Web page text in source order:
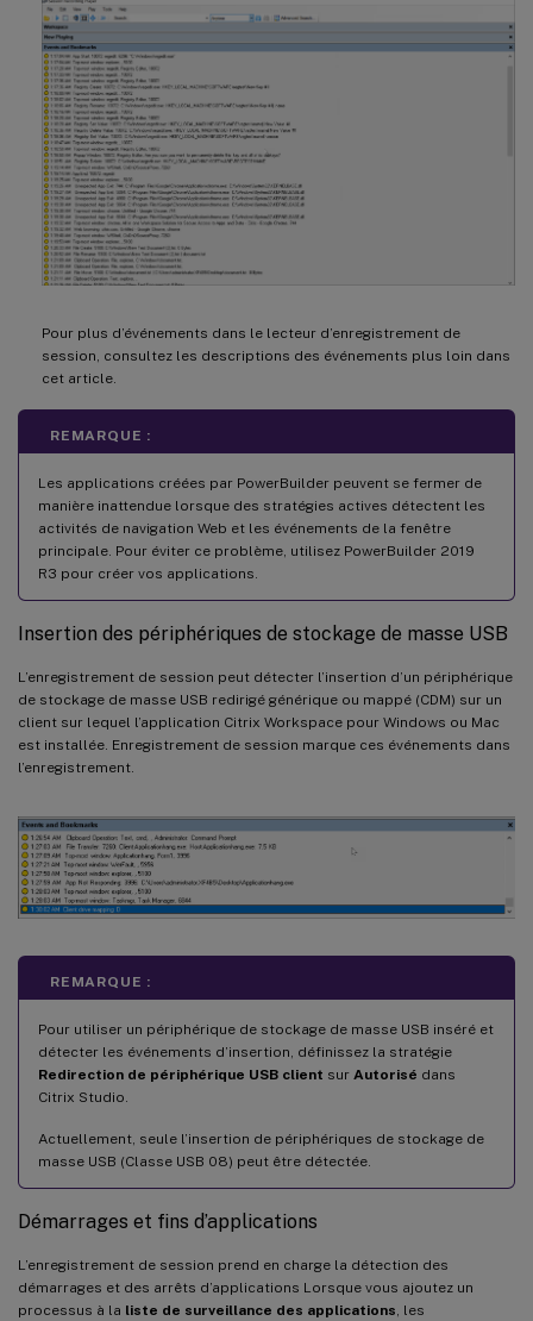
Pour plus d’événements dans le lecteur d’enregistrement de
session, consultez les descriptions des événements plus loin dans
cet article.
REMARQUE :
Les applications créées par PowerBuilder peuvent se fermer de
manière inattendue lorsque des stratégies actives détectent les
activités de navigation Web et les événements de la fenêtre
principale. Pour éviter ce problème, utilisez PowerBuilder 2019
R3 pour créer vos applications.
Insertion des périphériques de stockage de masse USB
L’enregistrement de session peut détecter l’insertion d’un périphérique
de stockage de masse USB redirigé générique ou mappé (CDM) sur un
client sur lequel l’application Citrix Workspace pour Windows ou Mac
est installée. Enregistrement de session marque ces événements dans
l’enregistrement.
REMARQUE :
Pour utiliser un périphérique de stockage de masse USB inséré et
détecter les événements d’insertion, définissez la stratégie
Redirection de périphérique USB client sur Autorisé dans
Citrix Studio.
Actuellement, seule l’insertion de périphériques de stockage de
masse USB (Classe USB 08) peut être détectée.
Démarrages et fins d’applications
L’enregistrement de session prend en charge la détection des
démarrages et des arrêts d’applications Lorsque vous ajoutez un
processus à la liste de surveillance des applications, les